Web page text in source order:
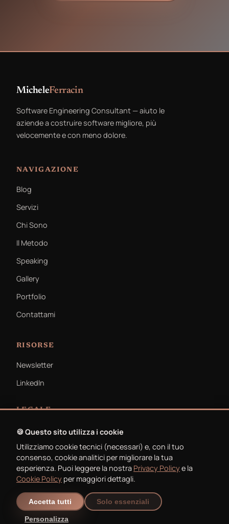
MicheleFerracin
Software Engineering Consultant — aiuto le
aziende a costruire software migliore, più
velocemente e con meno dolore.
NAVIGAZIONE
Blog
Servizi
Chi Sono
Il Metodo
Speaking
Gallery
Portfolio
Contattami
RISORSE
Newsletter
LinkedIn
LEGALE
Privacy Policy
Cookie Policy
© 2026 Michele Ferracin. Tutti i diritti riservati.
🍪 Questo sito utilizza i cookie
Utilizziamo cookie tecnici (necessari) e, con il tuo
consenso, cookie analitici per migliorare la tua
esperienza. Puoi leggere la nostra Privacy Policye la
Cookie Policy per maggiori dettagli.
Accetta tutti Solo essenziali
Personalizza